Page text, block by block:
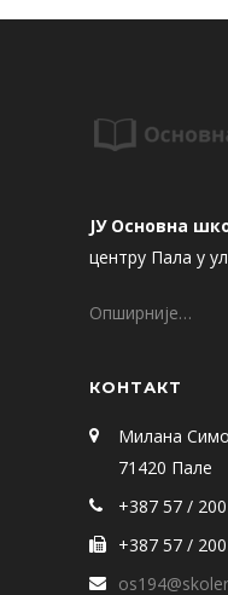
ЈУ Основна
центру Пала у
Опширније…
КОНТАКТ
Милана
71420 Пале
+387 57 /
+387 57 /